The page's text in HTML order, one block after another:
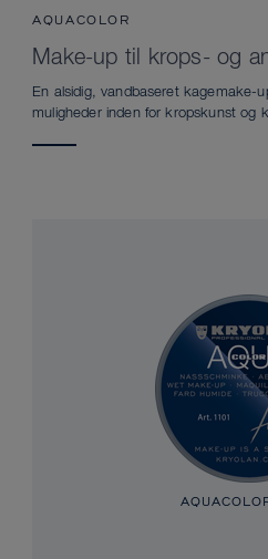
AQUACOLOR
Make-up til krops- og
En alsidig, vandbaseret kagemake-
muligheder inden for kropskunst og